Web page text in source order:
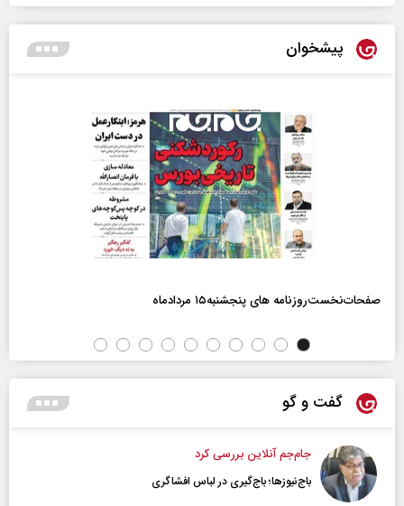
پیشخوان
صفحات‌نخست‌روزنامه ها‌ی پنجشنبه‌۱۵ مردادماه
گفت و گو
جام‌جم آنلاین بررسی کرد
باج‌نیوزها؛ باج‌گیری در لباس افشاگری